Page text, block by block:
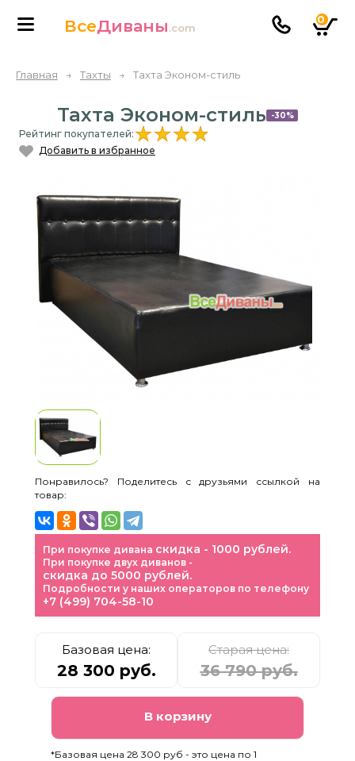
ВсеДиваны.com
0
Главная → Тахты → Тахта Эконом-стиль
Тахта Эконом-стиль -30%
Рейтинг покупателей:
Добавить в избранное
Понравилось? Поделитесь с друзьями ссылкой на
товар:
При покупке дивана скидка - 1000 рублей.
При покупке двух диванов -
скидка до 5000 рублей.
Подробности у наших операторов по телефону
+7 (499) 704-58-10
Базовая цена:
28 300 руб.
Старая цена:
36 790 руб.
В корзину
*Базовая цена 28 300 руб - это цена по 1